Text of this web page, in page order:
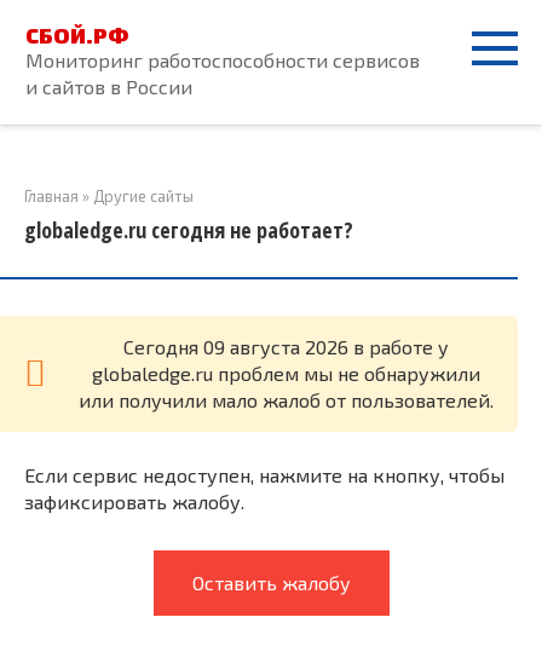
контенту
СБОЙ.РФ
Мониторинг работоспособности сервисов
и сайтов в России
Главная » Другие сайты
globaledge.ru сегодня не работает?
Cегодня 09 августа 2026 в работе у
globaledge.ru проблем мы не обнаружили
или получили мало жалоб от пользователей.
Если сервис недоступен, нажмите на кнопку, чтобы
зафиксировать жалобу.
Оставить жалобу